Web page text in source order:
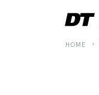
HOME